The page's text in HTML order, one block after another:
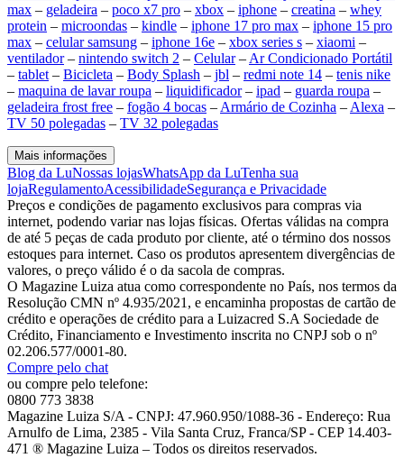
max – geladeira – poco x7 pro – xbox – iphone – creatina – whey
protein – microondas – kindle – iphone 17 pro max – iphone 15 pro
max – celular samsung – iphone 16e – xbox series s – xiaomi –
ventilador– nintendo switch 2 – Celular– Ar Condicionado Portátil
– tablet – Bicicleta – Body Splash – jbl – redmi note 14 – tenis nike
– maquina de lavar roupa – liquidificador– ipad – guarda roupa –
geladeira frost free – fogão 4 bocas – Armário de Cozinha – Alexa –
TV 50 polegadas – TV 32 polegadas
Mais informações
Blog da LuNossas lojasWhatsApp da LuTenha sua
lojaRegulamentoAcessibilidadeSegurança e Privacidade
Preços e condições de pagamento exclusivos para compras via
internet, podendo variar nas lojas físicas. Ofertas válidas na compra
de até 5 peças de cada produto por cliente, até o término dos nossos
estoques para internet. Caso os produtos apresentem divergências de
valores, o preço válido é o da sacola de compras.
O Magazine Luiza atua como correspondente no País, nos termos da
Resolução CMN nº 4.935/2021, e encaminha propostas de cartão de
crédito e operações de crédito para a Luizacred S.A Sociedade de
Crédito, Financiamento e Investimento inscrita no CNPJ sob o nº
02.206.577/0001-80.
Compre pelo chat
ou compre pelo telefone:
0800 773 3838
Magazine Luiza S/A - CNPJ: 47.960.950/1088-36 - Endereço: Rua
Arnulfo de Lima, 2385 - Vila Santa Cruz, Franca/SP - CEP 14.403-
471 ® Magazine Luiza – Todos os direitos reservados.